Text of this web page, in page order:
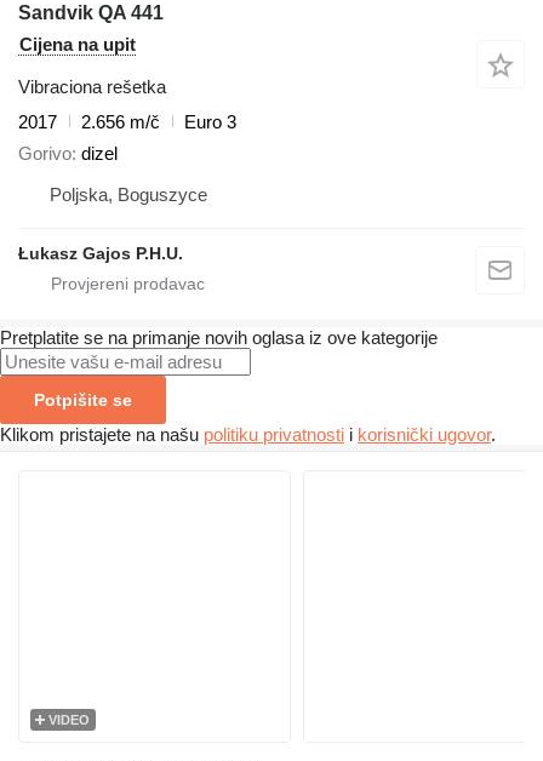
Sandvik QA 441
Cijena na upit
Vibraciona rešetka
2017
2.656 m/č
Euro 3
Gorivo dizel
Poljska, Boguszyce
Łukasz Gajos P.H.U.
Pretplatite se na primanje novih oglasa iz ove kategorije
Potpišite se
Klikom pristajete na našu politiku privatnosti i korisnički ugovor.
VIDEO